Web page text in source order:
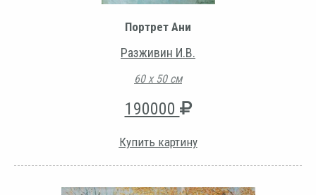
Портрет Ани
Разживин И.В.
60 х 50 см
190000
Купить картину